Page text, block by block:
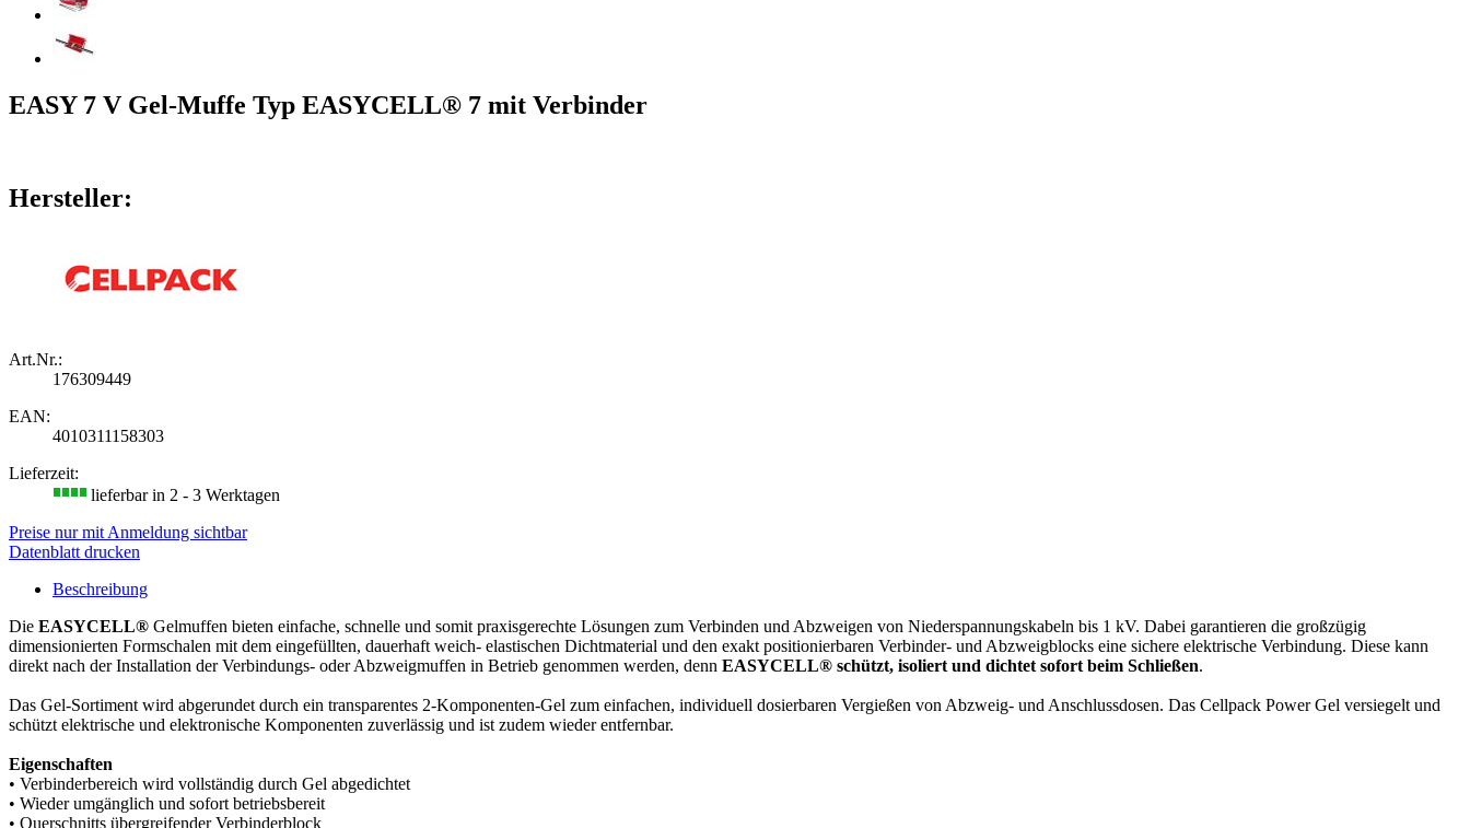
EASY 7 V Gel-Muffe Typ EASYCELL® 7 mit Verbinder
Hersteller:
Art.Nr.:
176309449
EAN:
4010311158303
Lieferzeit:
lieferbar in 2 - 3 Werktagen
Preise nur mit Anmeldung sichtbar
Datenblatt drucken
Beschreibung
Die EASYCELL® Gelmuffen bieten einfache, schnelle und somit praxisgerechte Lösungen zum Verbinden und Abzweigen von Niederspannungskabeln bis 1 kV. Dabei garantieren die großzügig
dimensionierten Formschalen mit dem eingefüllten, dauerhaft weich- elastischen Dichtmaterial und den exakt positionierbaren Verbinder- und Abzweigblocks eine sichere elektrische Verbindung. Diese kann
direkt nach der Installation der Verbindungs- oder Abzweigmuffen in Betrieb genommen werden, denn EASYCELL® schützt, isoliert und dichtet sofort beim Schließen.
Das Gel-Sortiment wird abgerundet durch ein transparentes 2-Komponenten-Gel zum einfachen, individuell dosierbaren Vergießen von Abzweig- und Anschlussdosen. Das Cellpack Power Gel versiegelt und
schützt elektrische und elektronische Komponenten zuverlässig und ist zudem wieder entfernbar.
Eigenschaften
• Verbinderbereich wird vollständig durch Gel abgedichtet
• Wieder umgänglich und sofort betriebsbereit
• Querschnitts übergreifender Verbinderblock